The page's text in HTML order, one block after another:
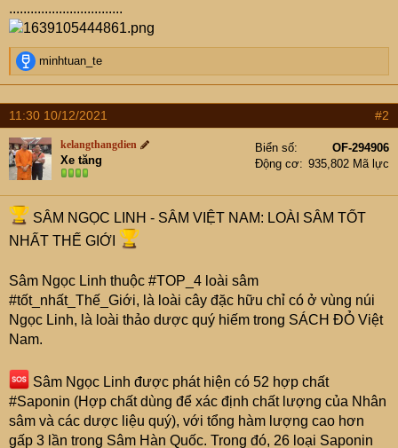
................................
R
e
c
i
o
n
minhtuan_te
11:30 10/12/2021 #2
kelangthangdien
Xe tăng
Biển số
OF-294906
Động cơ
935,802 Mã lực
SÂM NGỌC LINH - SÂM VIỆT NAM: LOÀI SÂM TỐT
NHẤT THẾ GIỚI
Sâm Ngọc Linh thuộc #TOP_4 loài sâm
#tốt_nhất_Thế_Giới, là loài cây đặc hữu chỉ có ở vùng núi
Ngọc Linh, là loài thảo dược quý hiếm trong SÁCH ĐỎ Việt
Nam.
Sâm Ngọc Linh được phát hiện có 52 hợp chất
#Saponin (Hợp chất dùng để xác định chất lượng của Nhân
sâm và các dược liệu quý), với tổng hàm lượng cao hơn
gấp 3 lần trong Sâm Hàn Quốc. Trong đó, 26 loại Saponin